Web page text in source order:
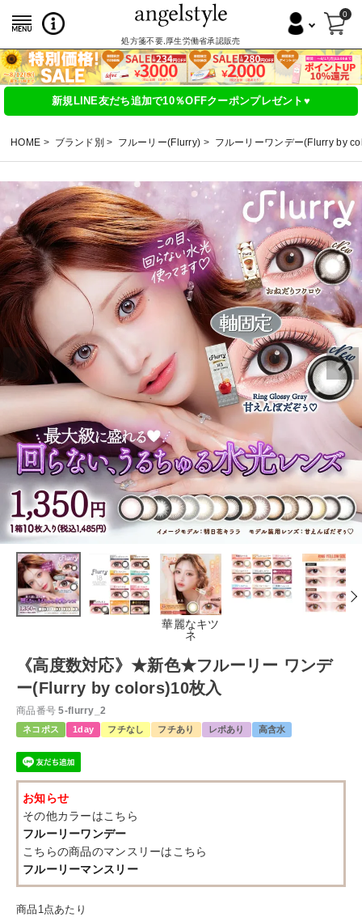
処方箋不要,厚生労働省承認販売
0
新規LINE友だち追加で10％OFFクーポンプレゼント♥
HOME ブランド別 フルーリー(Flurry) フルーリーワンデー(Flurry by
華麗なキツ
ネ
《高度数対応》★新色★フルーリー ワンデ
ー(Flurry by colors)10枚入
商品番号 5-flurry_2
ネコポス 1day フチなし フチあり レポあり 高含水
お知らせ
その他カラーはこちら
フルーリーワンデー
こちらの商品のマンスリーはこちら
フルーリーマンスリー
商品1点あたり